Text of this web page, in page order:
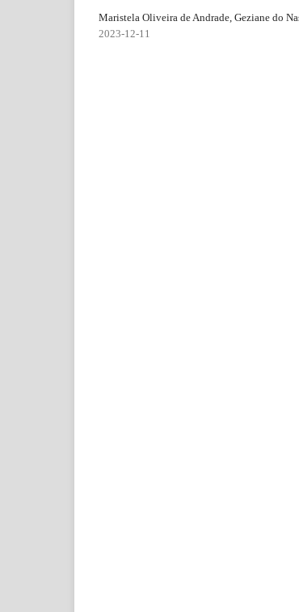
Maristela Oliveira de Andrade, Geziane do
2023-12-11